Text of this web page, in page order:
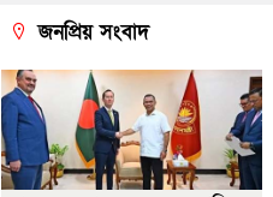
জনপ্রিয় সংবাদ